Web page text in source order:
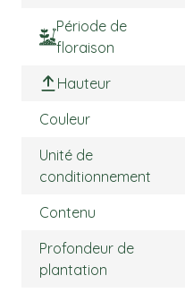
Période de
floraison
Hauteur
Couleur
Unité de
conditionnement
Contenu
Profondeur de
plantation